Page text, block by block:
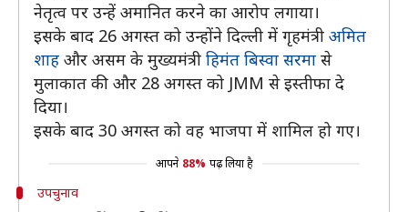
नेतृत्व पर उन्हें अमानित करने का आरोप लगाया।
इसके बाद 26 अगस्त को उन्होंने दिल्ली में गृहमंत्री अमित
शाह और असम के मुख्यमंत्री हिमंत बिस्वा सरमा से
मुलाकात की और 28 अगस्त को JMM से इस्तीफा दे
दिया।
इसके बाद 30 अगस्त को वह भाजपा में शामिल हो गए।
आपने 88% पढ़ लिया है
उपचुनाव